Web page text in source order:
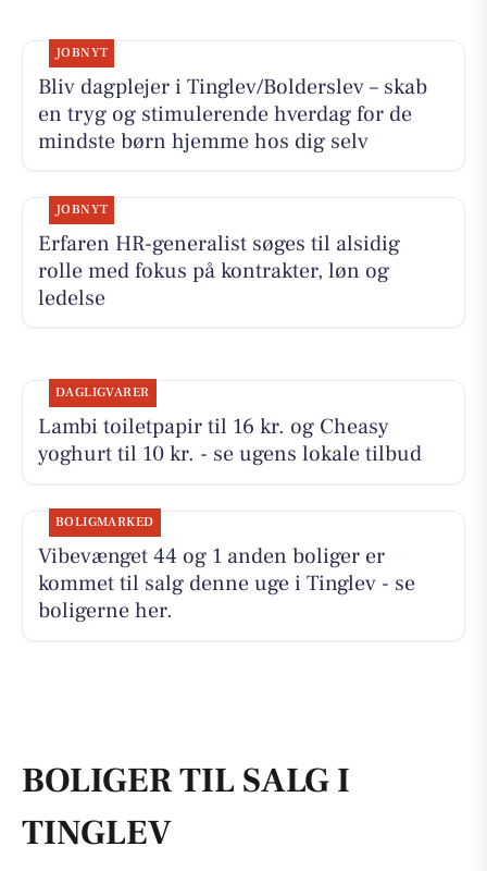
JOBNYT
Bliv dagplejer i Tinglev/Bolderslev – skab
en tryg og stimulerende hverdag for de
mindste børn hjemme hos dig selv
JOBNYT
Erfaren HR-generalist søges til alsidig
rolle med fokus på kontrakter, løn og
ledelse
DAGLIGVARER
Lambi toiletpapir til 16 kr. og Cheasy
yoghurt til 10 kr. - se ugens lokale tilbud
BOLIGMARKED
Vibevænget 44 og 1 anden boliger er
kommet til salg denne uge i Tinglev - se
boligerne her.
BOLIGER TIL SALG I
TINGLEV